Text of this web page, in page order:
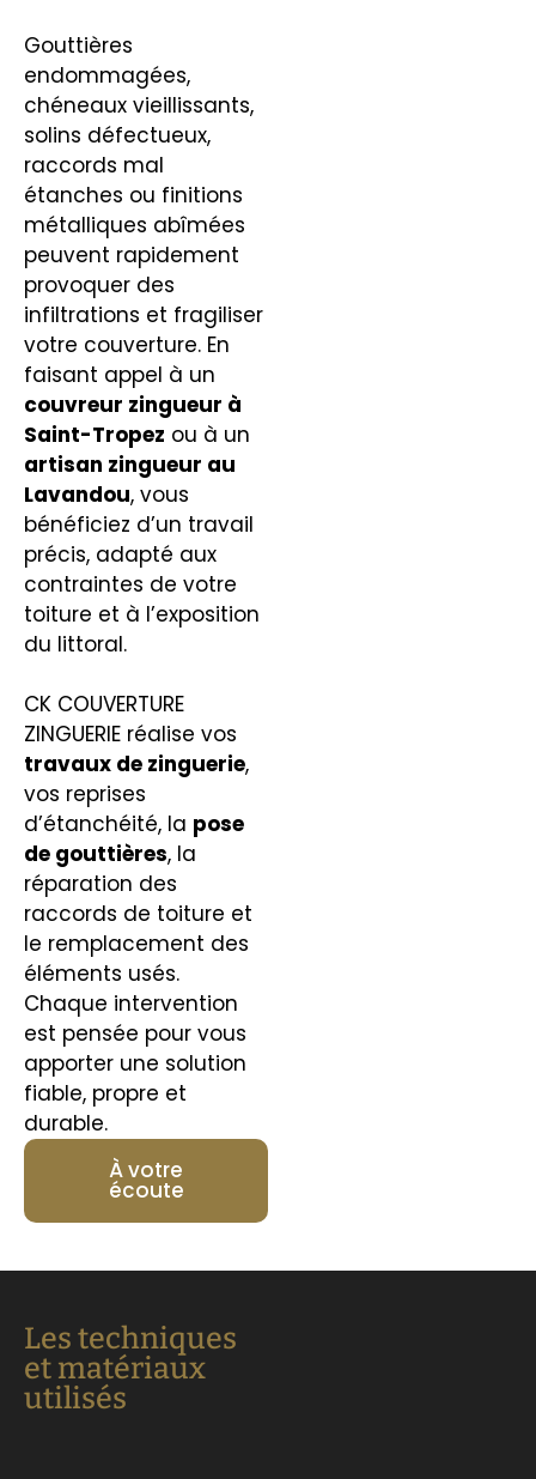
Gouttières
endommagées,
chéneaux vieillissants,
solins défectueux,
raccords mal
étanches ou finitions
métalliques abîmées
peuvent rapidement
provoquer des
infiltrations et fragiliser
votre couverture. En
faisant appel à un
couvreur zingueur à
Saint-Tropez ou à un
artisan zingueur au
Lavandou, vous
bénéficiez d’un travail
précis, adapté aux
contraintes de votre
toiture et à l’exposition
du littoral.
CK COUVERTURE
ZINGUERIE réalise vos
travaux de zinguerie,
vos reprises
d’étanchéité, la pose
de gouttières, la
réparation des
raccords de toiture et
le remplacement des
éléments usés.
Chaque intervention
est pensée pour vous
apporter une solution
fiable, propre et
durable.
À votre
écoute
Les techniques
et matériaux
utilisés